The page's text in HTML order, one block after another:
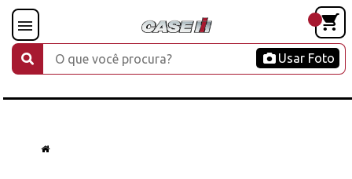
Usar Foto